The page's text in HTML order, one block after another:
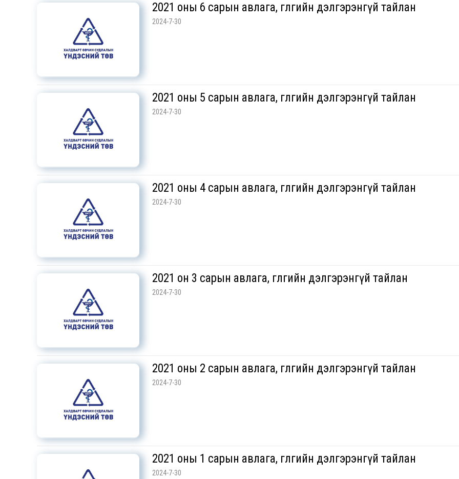
2021 оны 6 сарын авлага, өглөгийн дэлгэрэнгүй тайлан
2024-7-30
2021 оны 5 сарын авлага, өглөгийн дэлгэрэнгүй тайлан
2024-7-30
2021 оны 4 сарын авлага, өглөгийн дэлгэрэнгүй тайлан
2024-7-30
2021 он 3 сарын авлага, өглөгийн дэлгэрэнгүй тайлан
2024-7-30
2021 оны 2 сарын авлага, өглөгийн дэлгэрэнгүй тайлан
2024-7-30
2021 оны 1 сарын авлага, өглөгийн дэлгэрэнгүй тайлан
2024-7-30